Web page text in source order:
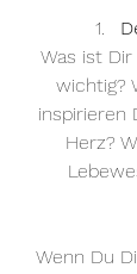
Was ist
wichtig?
inspirieren
Herz?
Wenn Du